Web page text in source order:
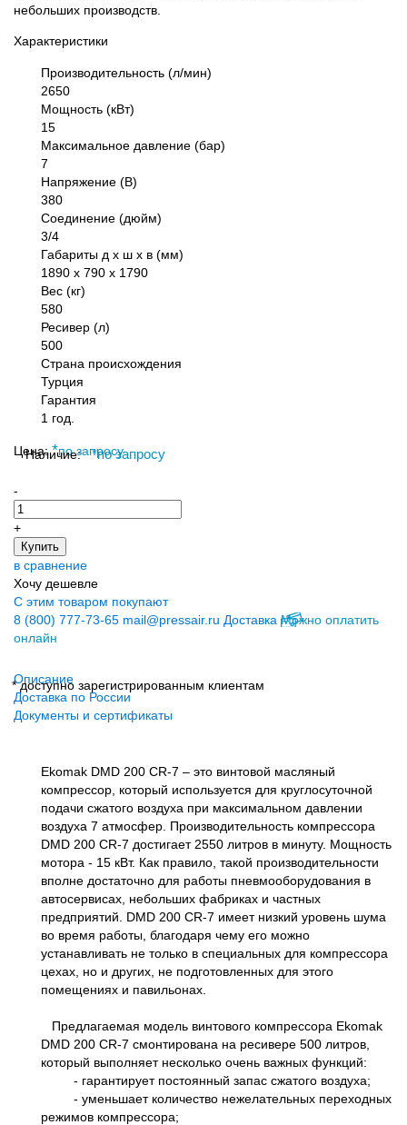
небольших производств.
Характеристики
Производительность (л/мин)
2650
Мощность (кВт)
15
Максимальное давление (бар)
7
Напряжение (В)
380
Соединение (дюйм)
3/4
Габариты д х ш х в (мм)
1890 х 790 х 1790
Вес (кг)
580
Ресивер (л)
500
Страна происхождения
Турция
Гарантия
1 год.
Цена: *по запросу
Наличие: *по запросу
-
+
Купить
в сравнение
Хочу дешевле
С этим товаром покупают
8 (800) 777-73-65 mail@pressair.ru Доставка Можно оплатить
онлайн
* доступно зарегистрированным клиентам
Описание
Доставка по России
Документы и сертификаты
Ekomak DMD 200 CR-7 – это винтовой масляный
компрессор, который используется для круглосуточной
подачи сжатого воздуха при максимальном давлении
воздуха 7 атмосфер. Производительность компрессора
DMD 200 CR-7 достигает 2550 литров в минуту. Мощность
мотора - 15 кВт. Как правило, такой производительности
вполне достаточно для работы пневмооборудования в
автосервисах, небольших фабриках и частных
предприятий. DMD 200 CR-7 имеет низкий уровень шума
во время работы, благодаря чему его можно
устанавливать не только в специальных для компрессора
цехах, но и других, не подготовленных для этого
помещениях и павильонах.
Предлагаемая модель винтового компрессора Ekomak
DMD 200 CR-7 смонтирована на ресивере 500 литров,
который выполняет несколько очень важных функций:
- гарантирует постоянный запас сжатого воздуха;
- уменьшает количество нежелательных переходных
режимов компрессора;